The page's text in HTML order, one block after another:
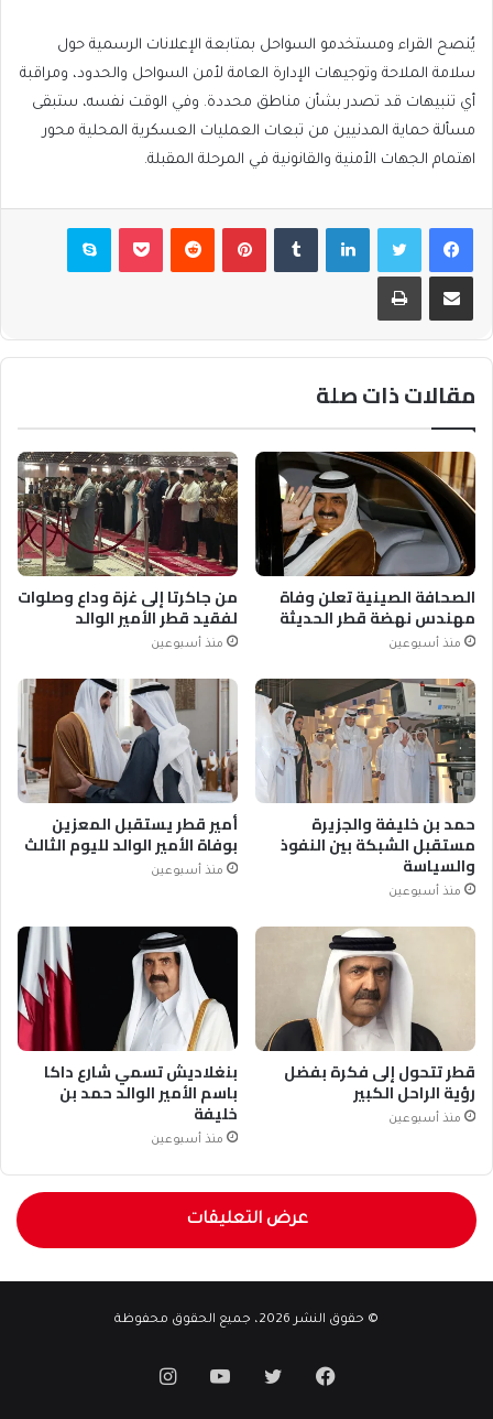
يُنصح القراء ومستخدمو السواحل بمتابعة الإعلانات الرسمية حول
سلامة الملاحة وتوجيهات الإدارة العامة لأمن السواحل والحدود، ومراقبة
أي تنبيهات قد تصدر بشأن مناطق محددة. وفي الوقت نفسه، ستبقى
مسألة حماية المدنيين من تبعات العمليات العسكرية المحلية محور
اهتمام الجهات الأمنية والقانونية في المرحلة المقبلة.
فيسبوكتويتر لينكدإن بينتيريست بوكيت سكايب
مشاركة عبر البريد طباعة
مقالات ذات صلة
الصحافة الصينية تعلن وفاة
مهندس نهضة قطر الحديثة
منذ أسبوعين
من جاكرتا إلى غزة وداع وصلوات
لفقيد قطر الأمير الوالد
منذ أسبوعين
حمد بن خليفة والجزيرة
مستقبل الشبكة بين النفوذ
والسياسة
منذ أسبوعين
أمير قطر يستقبل المعزين
بوفاة الأمير الوالد لليوم الثالث
منذ أسبوعين
قطر تتحول إلى فكرة بفضل
رؤية الراحل الكبير
منذ أسبوعين
بنغلاديش تسمي شارع داكا
باسم الأمير الوالد حمد بن
خليفة
منذ أسبوعين
عرض التعليقات
© حقوق النشر 2026، جميع الحقوق محفوظة
فيسبوكتويتر يوتيوبانستقرام